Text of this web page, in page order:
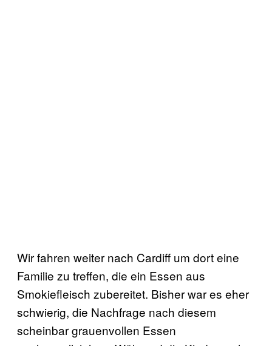
Wir fahren weiter nach Cardiff um dort eine
Familie zu treffen, die ein Essen aus
Smokiefleisch zubereitet. Bisher war es eher
schwierig, die Nachfrage nach diesem
scheinbar grauenvollen Essen